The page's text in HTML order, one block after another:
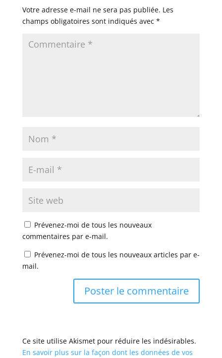
Votre adresse e-mail ne sera pas publiée. Les
champs obligatoires sont indiqués avec *
Prévenez-moi de tous les nouveaux
commentaires par e-mail.
Prévenez-moi de tous les nouveaux articles par e-
mail.
Ce site utilise Akismet pour réduire les indésirables.
En savoir plus sur la façon dont les données de vos